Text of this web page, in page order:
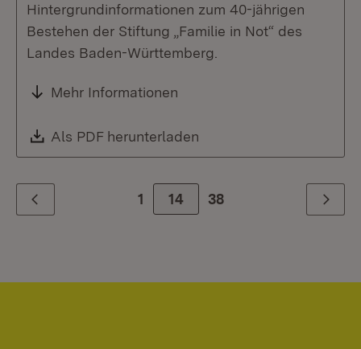
Hintergrundinformationen zum 40-jährigen
Bestehen der Stiftung „Familie in Not“ des
Landes Baden-Württemberg.
Mehr Informationen
Download:
Als PDF herunterladen
Zurück 1 Zur Seite
14 38 Weiter